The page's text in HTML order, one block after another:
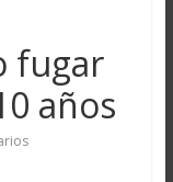
fugar
años